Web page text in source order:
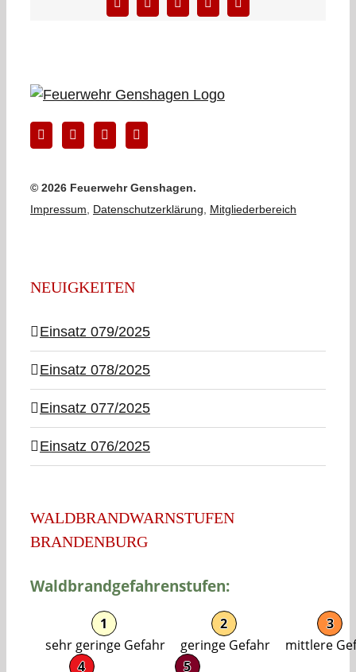
Facebook
X LinkedInWhatsApp
E-
Mail
© 2026 Feuerwehr Genshagen.
Impressum
Datenschutzerklärung Mitgliederbereich
NEUIGKEITEN
Einsatz 079/2025
Einsatz 078/2025
Einsatz 077/2025
Einsatz 076/2025
WALDBRANDWARNSTUFEN
BRANDENBURG